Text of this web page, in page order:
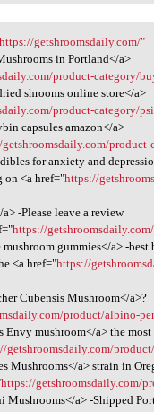
https://getshroomsdaily.com/"
in Portland</a>
product-category/
shrooms online store</a>
product-category/
capsules amazon</a>
for anxiety and
on <a href="https://
-Please leave a review
https://
gummies</a> -best
<a href="https://
Cubensis Mushroom</a>?
product/albino-
mushroom</a> the
getshroomsdaily.com/
Mushrooms</a> strain in
https://getshroomsdaily.com/
Mushrooms</a> -Shipped